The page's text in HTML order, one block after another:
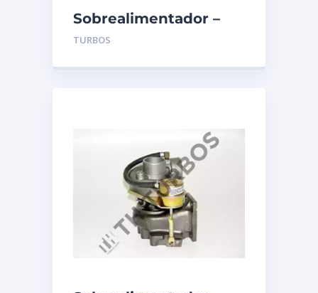
Sobrealimentador –
TURBO’S HOET –
TURBOS